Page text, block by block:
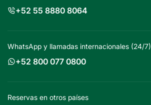
+52 55 8880 8064
WhatsApp y llamadas internacionales (24/7)
+52 800 077 0800
Reservas en otros países